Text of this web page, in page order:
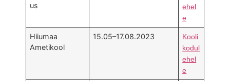
us
ehel
e
Hiiumaa
Ametikool
15.05–17.08.2023
Kooli
kodul
ehel
e